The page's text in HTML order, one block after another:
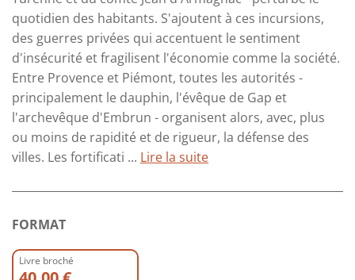
quotidien des habitants. S'ajoutent à ces incursions,
des guerres privées qui accentuent le sentiment
d'insécurité et fragilisent l'économie comme la société.
Entre Provence et Piémont, toutes les autorités -
principalement le dauphin, l'évêque de Gap et
l'archevêque d'Embrun - organisent alors, avec, plus
ou moins de rapidité et de rigueur, la défense des
villes. Les fortificati ... Lire la suite
FORMAT
Livre broché